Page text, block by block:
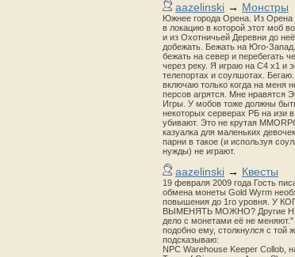
aazelinski → Монстры
Южнее города Орена. Из Орена
в локацию в которой этот моб
и из Охотничьей Деревни до
добежать. Бежать на Юго-
бежать на север и перебегать
через реку. Я играю на С4 х1 и
телепортах и соулшотах.
включаю только когда на меня
персов агрятся. Мне нравятся
Игры. У мобов тоже должны
некоторых серверах РБ на изи
убивают. Это не крутая
казуалка для маленьких
парни в такое (и используя
нужды) не играют.
aazelinski → Квесты
19 февраля 2009 года Гость
обмена монеты Gold Wyrm
повышения до 1го уровня. У
ВЫМЕНЯТЬ МОЖНО? Другие
дело с монетами её не меняют."
подобно ему, столкнулся с той
подсказываю:
NPC Warehouse Keeper Collob,